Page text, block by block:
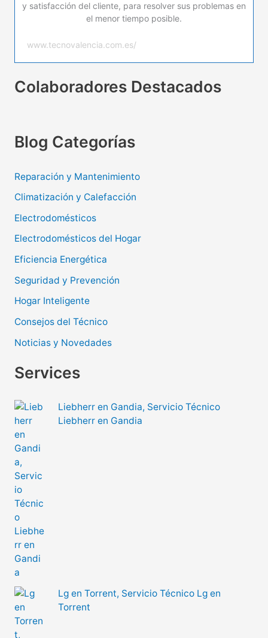
y satisfacción del cliente, para resolver sus problemas en
el menor tiempo posible.
www.tecnovalencia.com.es/
Colaboradores Destacados
Blog Categorías
Reparación y Mantenimiento
Climatización y Calefacción
Electrodomésticos
Electrodomésticos del Hogar
Eficiencia Energética
Seguridad y Prevención
Hogar Inteligente
Consejos del Técnico
Noticias y Novedades
Services
Liebherr en Gandia, Servicio Técnico
Liebherr en Gandia
Lg en Torrent, Servicio Técnico Lg en
Torrent